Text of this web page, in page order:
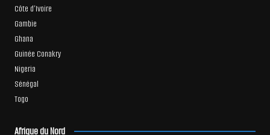
Côte d’Ivoire
Gambie
Ghana
Guinée Conakry
Nigeria
Sénégal
Togo
Afrique du Nord